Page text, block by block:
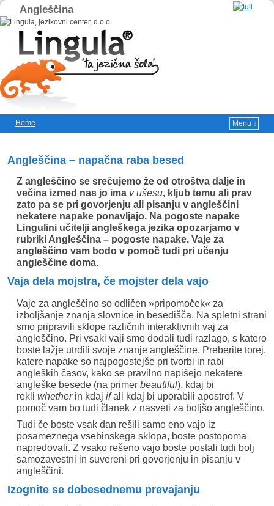
Angleščina
Home
Menu ↓
Angleščina – napačna raba besed
Z angleščino se srečujemo že od otroštva dalje in
večina izmed nas jo ima v ušesu, kljub temu ali prav
zato pa se pri govorjenju ali pisanju v angleščini
nekatere napake ponavljajo. Na pogoste napake
Lingulini učitelji angleškega jezika opozarjamo v
rubriki Angleščina – pogoste napake. Vaje za
angleščino vam bodo v pomoč tudi pri učenju
angleščine doma.
Vaja dela mojstra, če mojster dela vajo
Vaje za angleščino so odličen »pripomoček« za
izboljšanje znanja slovnice in besedišča. Na spletni strani
smo pripravili sklope različnih interaktivnih vaj za
angleščino. Pri vsaki vaji smo dodali tudi razlago, s katero
boste lažje utrdili svoje znanje angleščine. Preberite torej,
katere napake so najpogostejše pri tvorbi in rabi
angleških časov, kako se pravilno napišejo nekatere
angleške besede (na primer beautiful), kdaj bi
rekli whetherin kdaj ifali kdaj bi uporabili apostrof. V
pomoč vam bo tudi članek z nasveti za boljšo angleščino.
Tudi če boste vsak dan rešili samo eno vajo iz
posameznega vsebinskega sklopa, boste postopoma
napredovali. Z vsako rešeno vajo boste postali tudi bolj
samozavestni in suvereni pri govorjenju in pisanju v
angleščini.
Izognite se dobesednemu prevajanju